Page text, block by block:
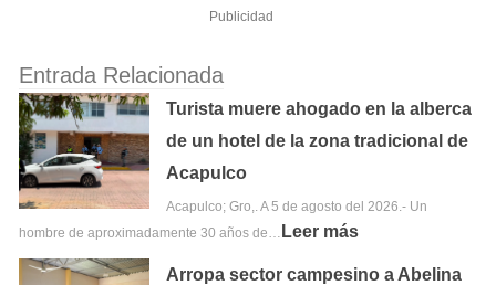
Publicidad
Entrada Relacionada
Turista muere ahogado en la alberca
de un hotel de la zona tradicional de
Acapulco
Acapulco; Gro,. A 5 de agosto del 2026.- Un
hombre de aproximadamente 30 años de…
Leer más
Arropa sector campesino a Abelina